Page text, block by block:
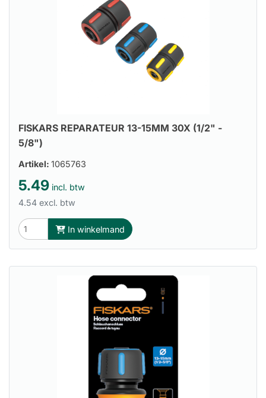
FISKARS REPARATEUR 13-15MM 30X (1/2" -
5/8")
Artikel: 1065763
5.49 incl. btw
4.54 excl. btw
In winkelmand